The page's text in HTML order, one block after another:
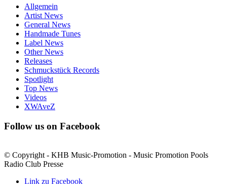
Allgemein
Artist News
General News
Handmade Tunes
Label News
Other News
Releases
Schmuckstück Records
Spotlight
Top News
Videos
XWAveZ
Follow us on Facebook
© Copyright - KHB Music-Promotion - Music Promotion Pools
Radio Club Presse
Link zu Facebook